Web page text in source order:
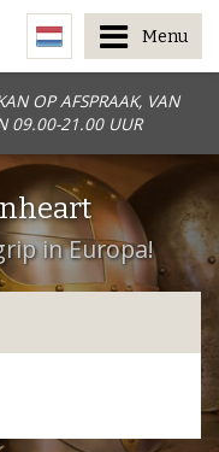
OP AFSPRAAK, VAN
09.00-21.00 UUR
Menu
in Europa!